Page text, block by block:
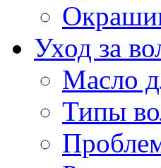
Уход за
Масло
Типы